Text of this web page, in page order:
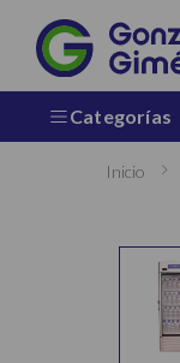
Categorías
Inicio